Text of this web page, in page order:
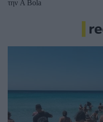
την A Bola